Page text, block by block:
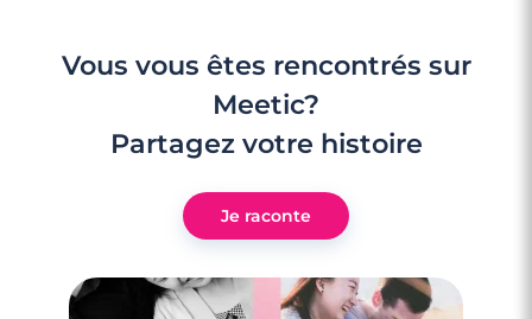
Vous vous êtes rencontrés sur
Meetic?
Partagez votre histoire
Je raconte